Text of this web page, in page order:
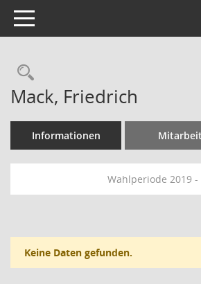
Toggle navigation
Rechercheauswahl
Mack, Friedrich
Informationen Mitarbeit
Wahlperiode 2019 -
Keine Daten gefunden.